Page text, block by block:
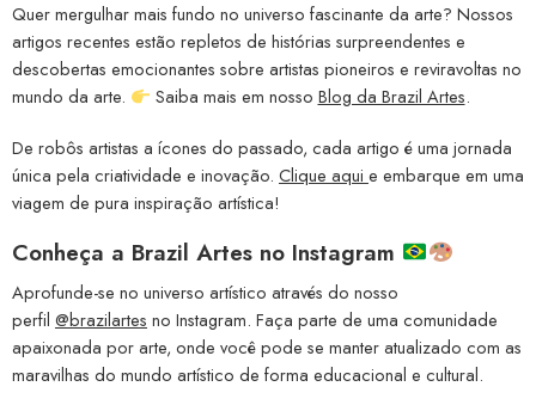
Quer mergulhar mais fundo no universo fascinante da arte? Nossos
artigos recentes estão repletos de histórias surpreendentes e
descobertas emocionantes sobre artistas pioneiros e reviravoltas no
mundo da arte.
Saiba mais em nosso Blog da Brazil Artes.
De robôs artistas a ícones do passado, cada artigo é uma jornada
única pela criatividade e inovação. Clique aqui e embarque em uma
viagem de pura inspiração artística!
Conheça a Brazil Artes no Instagram
Aprofunde-se no universo artístico através do nosso
perfil @brazilartes no Instagram. Faça parte de uma comunidade
apaixonada por arte, onde você pode se manter atualizado com as
maravilhas do mundo artístico de forma educacional e cultural.